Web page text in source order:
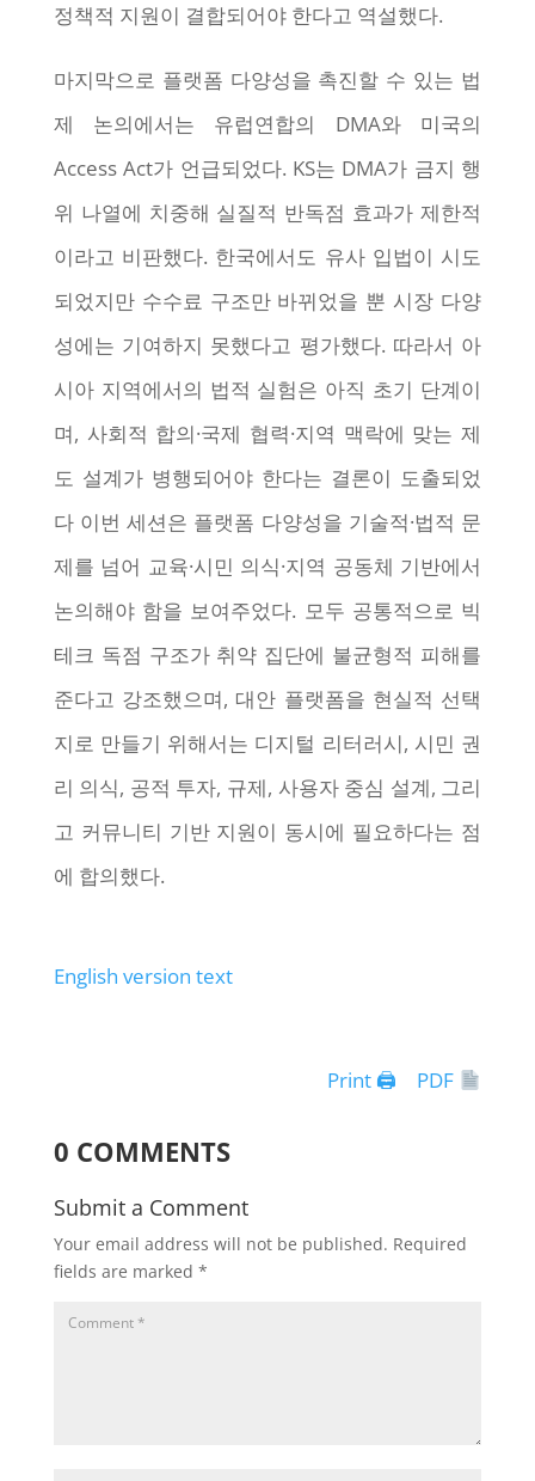
정책적 지원이 결합되어야 한다고 역설했다.
마지막으로 플랫폼 다양성을 촉진할 수 있는 법
제 논의에서는 유럽연합의 DMA와 미국의
Access Act가 언급되었다. KS는 DMA가 금지 행
위 나열에 치중해 실질적 반독점 효과가 제한적
이라고 비판했다. 한국에서도 유사 입법이 시도
되었지만 수수료 구조만 바뀌었을 뿐 시장 다양
성에는 기여하지 못했다고 평가했다. 따라서 아
시아 지역에서의 법적 실험은 아직 초기 단계이
며, 사회적 합의·국제 협력·지역 맥락에 맞는 제
도 설계가 병행되어야 한다는 결론이 도출되었
다 이번 세션은 플랫폼 다양성을 기술적·법적 문
제를 넘어 교육·시민 의식·지역 공동체 기반에서
논의해야 함을 보여주었다. 모두 공통적으로 빅
테크 독점 구조가 취약 집단에 불균형적 피해를
준다고 강조했으며, 대안 플랫폼을 현실적 선택
지로 만들기 위해서는 디지털 리터러시, 시민 권
리 의식, 공적 투자, 규제, 사용자 중심 설계, 그리
고 커뮤니티 기반 지원이 동시에 필요하다는 점
에 합의했다.
English version text
Print 🖨 PDF
0 COMMENTS
Submit a Comment
Your email address will not be published. Required
fields are marked *